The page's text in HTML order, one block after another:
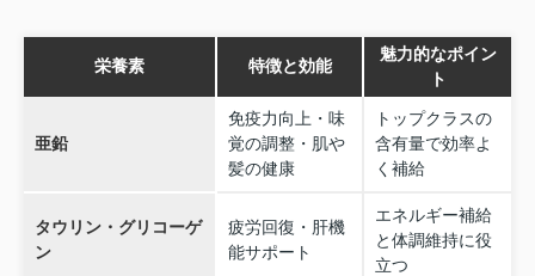
栄養素 特徴と効能
魅力的なポイン
ト
亜鉛
免疫力向上・味
覚の調整・肌や
髪の健康
トップクラスの
含有量で効率よ
く補給
タウリン・グリコーゲ
ン
疲労回復・肝機
能サポート
エネルギー補給
と体調維持に役
立つ